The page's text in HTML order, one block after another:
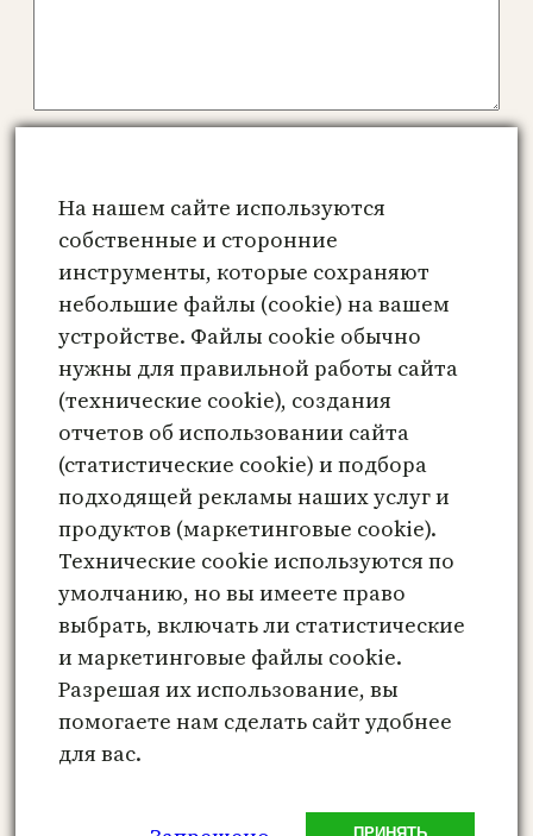
Email*
Сайт
Сохранить моё имя, email и адрес сайта
в этом браузере для последующих моих
комментариев.
Этот сайт использует Akismet для борьбы
со спамом.Узнайте, как обрабатываются
ваши данные комментариев.
Метафорические карты онлайн –
На нашем сайте используются
собственные и сторонние
инструменты, которые сохраняют
небольшие файлы (cookie) на вашем
устройстве. Файлы cookie обычно
нужны для правильной работы сайта
(технические cookie), создания
отчетов об использовании сайта
(статистические cookie) и подбора
подходящей рекламы наших услуг и
продуктов (маркетинговые cookie).
Технические cookie используются по
умолчанию, но вы имеете право
выбрать, включать ли статистические
и маркетинговые файлы cookie.
Разрешая их использование, вы
помогаете нам сделать сайт удобнее
для вас.